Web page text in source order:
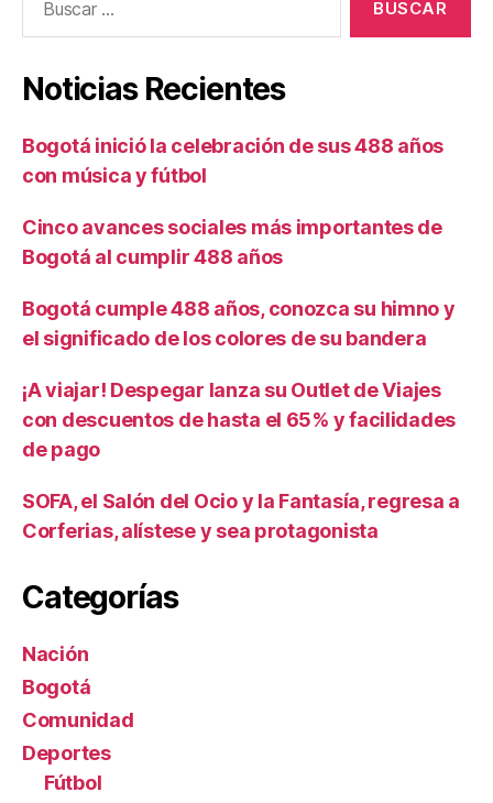
Noticias Recientes
Bogotá inició la celebración de sus 488 años
con música y fútbol
Cinco avances sociales más importantes de
Bogotá al cumplir 488 años
Bogotá cumple 488 años, conozca su himno y
el significado de los colores de su bandera
¡A viajar! Despegar lanza su Outlet de Viajes
con descuentos de hasta el 65% y facilidades
de pago
SOFA, el Salón del Ocio y la Fantasía, regresa a
Corferias, alístese y sea protagonista
Categorías
Nación
Bogotá
Comunidad
Deportes
Fútbol